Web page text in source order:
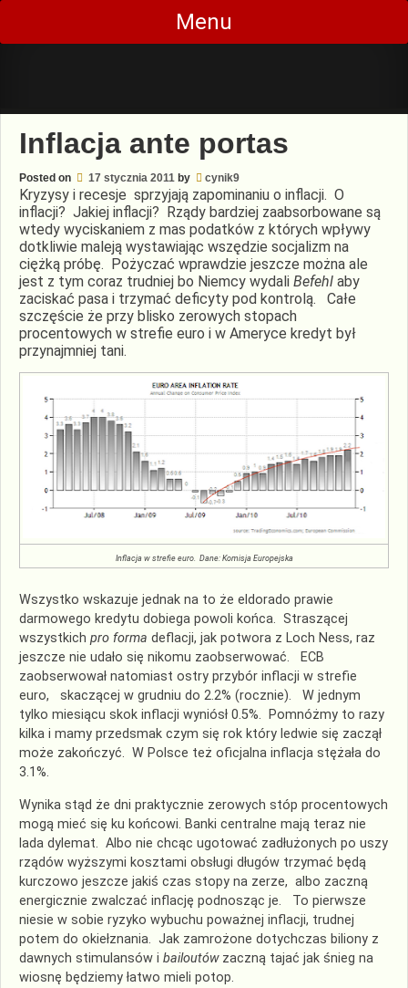
Skip
content
Menu
Inflacja ante portas
Posted on 17 stycznia 2011 by cynik9
Kryzysy i recesje sprzyjają zapominaniu o inflacji. O
inflacji? Jakiej inflacji? Rządy bardziej zaabsorbowane są
wtedy wyciskaniem z mas podatków z których wpływy
dotkliwie maleją wystawiając wszędzie socjalizm na
ciężką próbę. Pożyczać wprawdzie jeszcze można ale
jest z tym coraz trudniej bo Niemcy wydali Befehl aby
zaciskać pasa i trzymać deficyty pod kontrolą. Całe
szczęście że przy blisko zerowych stopach
procentowych w strefie euro i w Ameryce kredyt był
przynajmniej tani.
Inflacja w strefie euro. Dane: Komisja Europejska
Wszystko wskazuje jednak na to że eldorado prawie
darmowego kredytu dobiega powoli końca. Straszącej
wszystkich pro forma deflacji, jak potwora z Loch Ness, raz
jeszcze nie udało się nikomu zaobserwować. ECB
zaobserwował natomiast ostry przybór inflacji w strefie
euro, skaczącej w grudniu do 2.2% (rocznie). W jednym
tylko miesiącu skok inflacji wyniósł 0.5%. Pomnóżmy to razy
kilka i mamy przedsmak czym się rok który ledwie się zaczął
może zakończyć. W Polsce też oficjalna inflacja stężała do
3.1%.
Wynika stąd że dni praktycznie zerowych stóp procentowych
mogą mieć się ku końcowi. Banki centralne mają teraz nie
lada dylemat. Albo nie chcąc ugotować zadłużonych po uszy
rządów wyższymi kosztami obsługi długów trzymać będą
kurczowo jeszcze jakiś czas stopy na zerze, albo zaczną
energicznie zwalczać inflację podnosząc je. To pierwsze
niesie w sobie ryzyko wybuchu poważnej inflacji, trudnej
potem do okiełznania. Jak zamrożone dotychczas biliony z
dawnych stimulansów i bailoutówzaczną tajać jak śnieg na
wiosnę będziemy łatwo mieli potop.